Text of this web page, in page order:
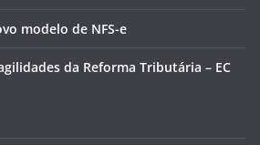
modelo de NFS-e
da Reforma Tributária – EC